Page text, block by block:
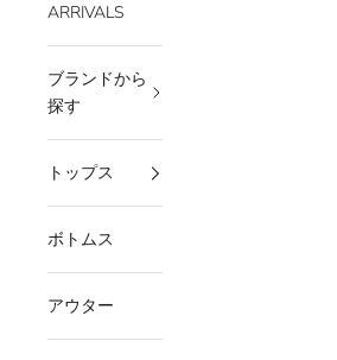
ARRIVALS
ブランドから
探す
トップス
ボトムス
アウター